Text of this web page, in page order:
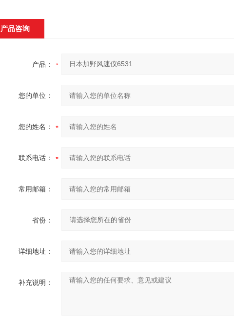
产品咨询
产品：
您的单位：
您的姓名：
联系电话：
常用邮箱：
省份：
详细地址：
补充说明：